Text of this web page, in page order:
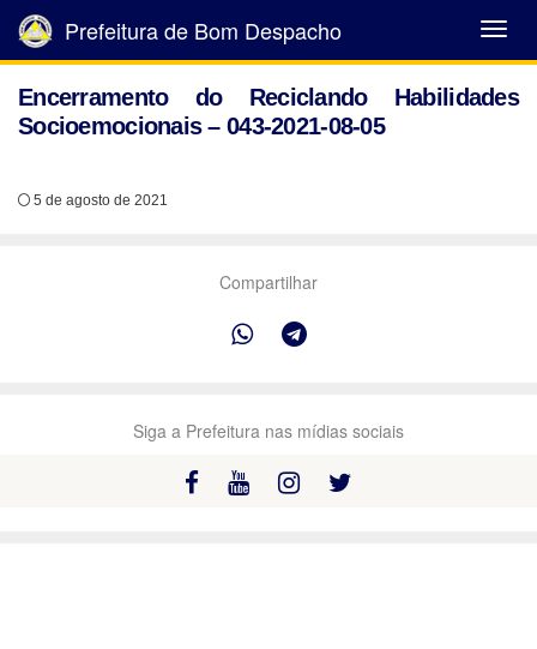
Abrir
Menu
Prefeitura de Bom Despacho
Encerramento do Reciclando Habilidades
Socioemocionais – 043-2021-08-05
5 de agosto de 2021
Compartilhar
Siga a Prefeitura nas mídias sociais